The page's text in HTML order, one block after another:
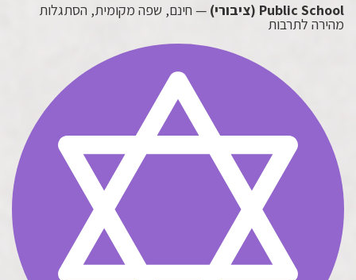
Public School (ציבורי) — חינם, שפה מקומית, הסתגלות
מהירה לתרבות